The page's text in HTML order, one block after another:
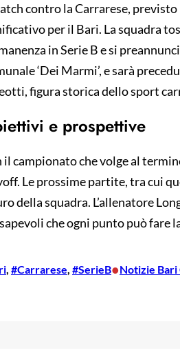
contro la Carrarese,
per il Bari. La squadra
in Serie B e si
‘Dei Marmi’, e sarà
figura storica dello sport
e prospettive
il campionato che volge al
Le prossime partite, tra cui
della squadra. L’allenatore
che ogni punto può fare
, #Carrarese, #SerieB•Notizie Bari